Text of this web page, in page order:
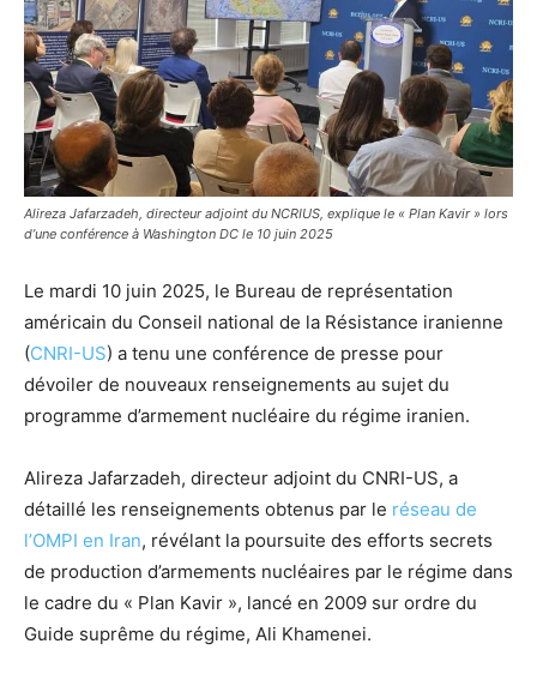
Alireza Jafarzadeh, directeur adjoint du NCRIUS, explique le « Plan Kavir » lors
d’une conférence à Washington DC le 10 juin 2025
Le mardi 10 juin 2025, le Bureau de représentation
américain du Conseil national de la Résistance iranienne
(CNRI-US) a tenu une conférence de presse pour
dévoiler de nouveaux renseignements au sujet du
programme d’armement nucléaire du régime iranien.
Alireza Jafarzadeh, directeur adjoint du CNRI-US, a
détaillé les renseignements obtenus par le réseau de
l’OMPI en Iran, révélant la poursuite des efforts secrets
de production d’armements nucléaires par le régime dans
le cadre du « Plan Kavir », lancé en 2009 sur ordre du
Guide suprême du régime, Ali Khamenei.